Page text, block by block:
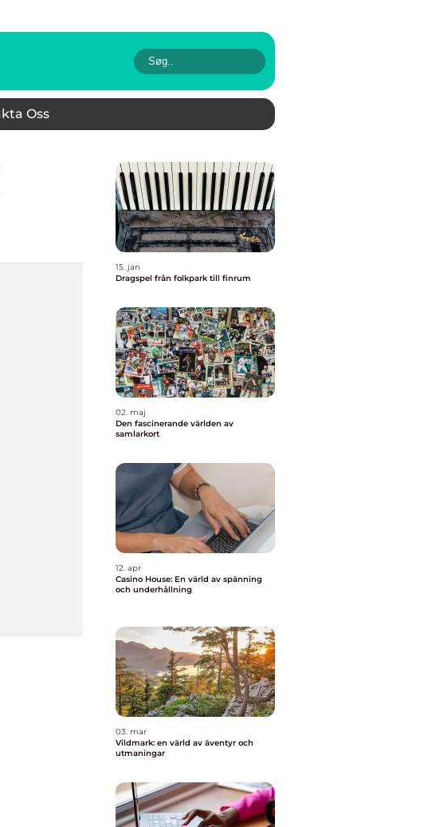
Oss
15. jan
Dragspel från folkpark till finrum
02. maj
Den fascinerande världen av
samlarkort
12. apr
Casino House: En värld av spänning
och underhållning
03. mar
Vildmark: en värld av äventyr och
utmaningar